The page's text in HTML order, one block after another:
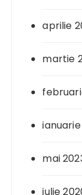
aprilie
martie
mai
iulie